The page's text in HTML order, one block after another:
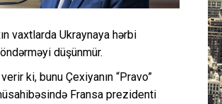
Gündəm
Peşə etikası
vaxtlarda Ukraynaya hərbi
düşünmür.
ki, bunu Çexiyanın “Pravo”
Fransa prezidenti